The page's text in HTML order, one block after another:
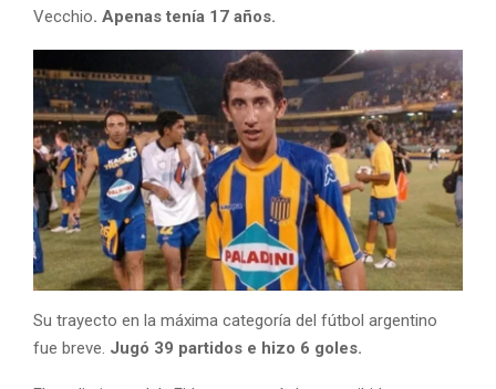
Vecchio. Apenas tenía 17 años.
Su trayecto en la máxima categoría del fútbol argentino
fue breve. Jugó 39 partidos e hizo 6 goles.